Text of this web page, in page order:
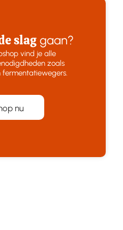
slaggaan?
vind je alle
zoals
nu